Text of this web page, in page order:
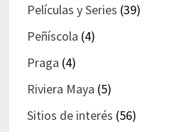
Películas y Series (39)
Peñíscola (4)
Praga (4)
Riviera Maya (5)
Sitios de interés (56)